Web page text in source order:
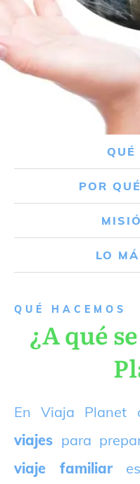
QUÉ
POR
LO
QUÉ HACEMOS
¿A qué
En Viaja Planet
viajes para
viaje familiar